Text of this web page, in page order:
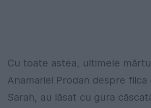
Cu toate astea, ultimele
Anamariei Prodan despre fiica
Sarah, au lăsat cu gura